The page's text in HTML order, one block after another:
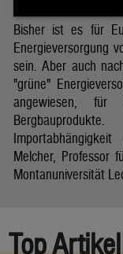
Bisher ist es für
Energieversorgung
sein. Aber auch
"grüne"
angewiesen, für
Melcher, Professor
Montanuniversität
Top